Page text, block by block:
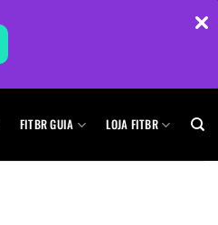
FITBR GUIA LOJA FITBR